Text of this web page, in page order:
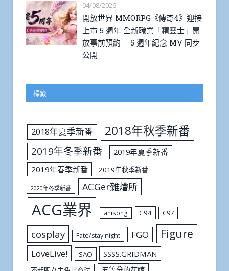
04/08/2026
開放世界 MMORPG《傳奇4》迎接
上市 5 週年 全新職業「精靈士」開
放事前預約 5 週年紀念 MV 同步
公開
標籤
2018年夏季新番 2018年秋季新番
2019年冬季新番
2019年夏季新番
2019年春季新番
2019年秋季新番
2020年冬季新番 ACGer雜燴所
ACG業界 anisong C94 C97
cosplay Fate/stay night FGO Figure
LoveLive! SAO SSSS.GRIDMAN